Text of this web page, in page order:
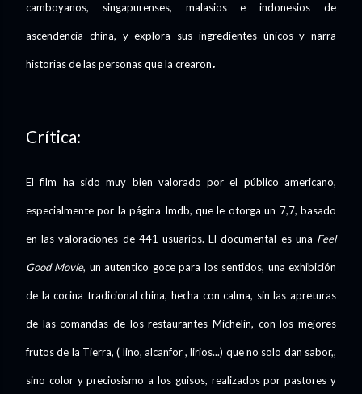
camboyanos, singapurenses, malasios e indonesios de
ascendencia china, y explora sus ingredientes únicos y narra
historias de las personas que la crearon.
Crítica:
El film ha sido muy bien valorado por el público americano,
especialmente por la página Imdb, que le otorga un 7,7, basado
en las valoraciones de 441 usuarios. El documental es una Feel
Good Movie, un autentico goce para los sentidos, una exhibición
de la cocina tradicional china, hecha con calma, sin las apreturas
de las comandas de los restaurantes Michelin, con los mejores
frutos de la Tierra, ( lino, alcanfor , lirios...) que no solo dan sabor,,
sino color y preciosismo a los guisos, realizados por pastores y